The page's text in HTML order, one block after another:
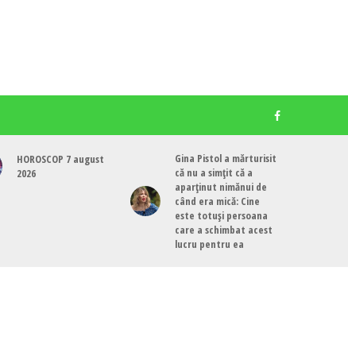
HOROSCOP 7 august
2026
Gina Pistol a mărturisit
că nu a simțit că a
aparținut nimănui de
când era mică: Cine
este totuși persoana
care a schimbat acest
lucru pentru ea